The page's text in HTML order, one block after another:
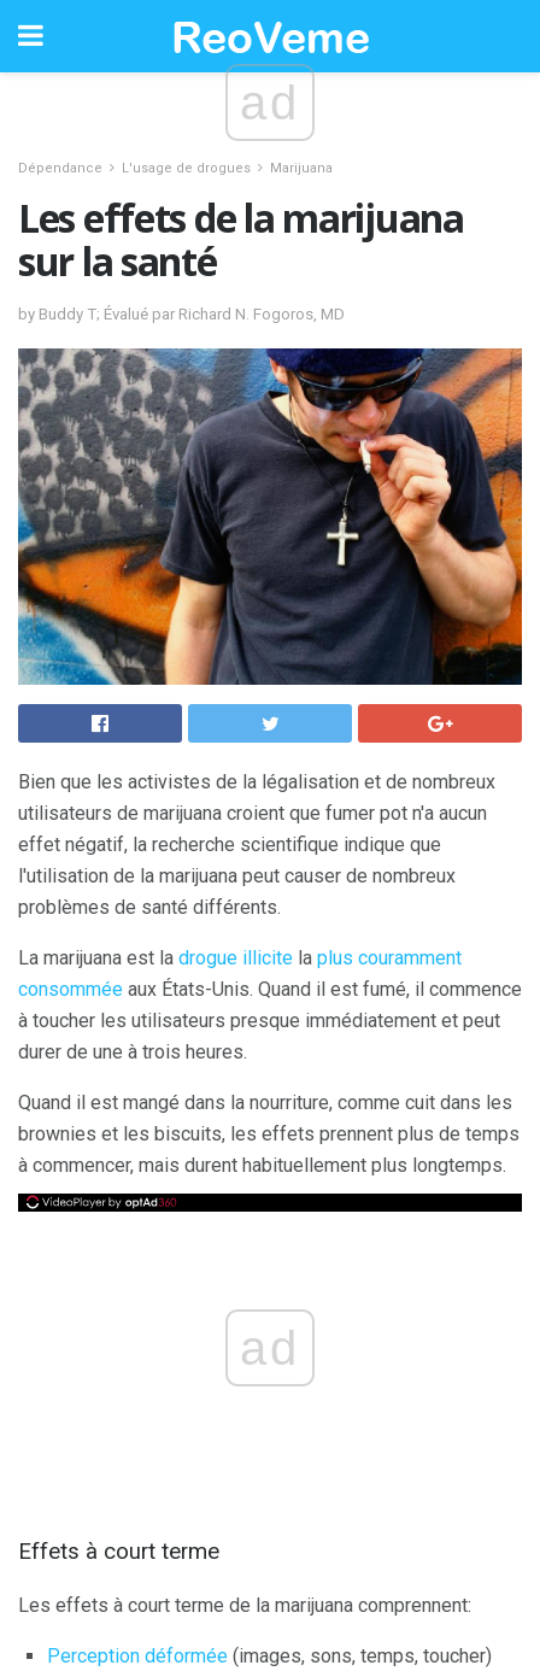
ad
Dépendance L'usage de drogues Marijuana
Les effets de la marijuana
sur la santé
by Buddy T; Évalué par Richard N. Fogoros, MD
Bien que les activistes de la légalisation et de nombreux
utilisateurs de marijuana croient que fumer pot n'a aucun
effet négatif, la recherche scientifique indique que
l'utilisation de la marijuana peut causer de nombreux
problèmes de santé différents.
La marijuana est la drogue illicite la plus couramment
consommée aux États-Unis. Quand il est fumé, il commence
à toucher les utilisateurs presque immédiatement et peut
durer de une à trois heures.
Quand il est mangé dans la nourriture, comme cuit dans les
brownies et les biscuits, les effets prennent plus de temps
à commencer, mais durent habituellement plus longtemps.
ad
Effets à court terme
Les effets à court terme de la marijuana comprennent:
Perception déformée (images, sons, temps, toucher)